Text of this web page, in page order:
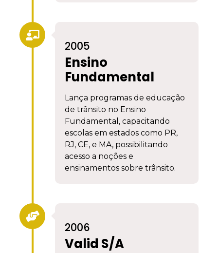
2005
Ensino
Fundamental
Lança programas de educação
de trânsito no Ensino
Fundamental, capacitando
escolas em estados como PR,
RJ, CE, e MA, possibilitando
acesso a noções e
ensinamentos sobre trânsito.
2006
Valid S/A